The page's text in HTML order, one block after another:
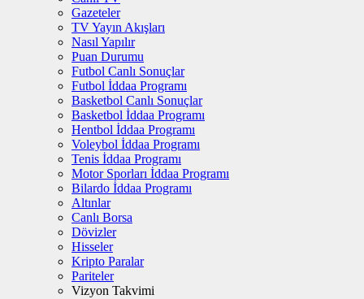
Gazeteler
TV Yayın Akışları
Nasıl Yapılır
Puan Durumu
Futbol Canlı Sonuçlar
Futbol İddaa Programı
Basketbol Canlı Sonuçlar
Basketbol İddaa Programı
Hentbol İddaa Programı
Voleybol İddaa Programı
Tenis İddaa Programı
Motor Sporları İddaa Programı
Bilardo İddaa Programı
Altınlar
Canlı Borsa
Dövizler
Hisseler
Kripto Paralar
Pariteler
Vizyon Takvimi